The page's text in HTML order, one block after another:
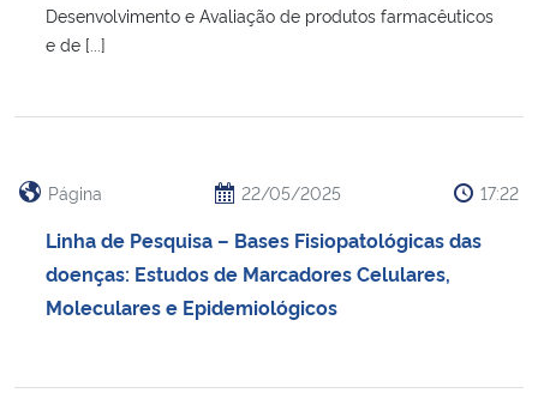
Secretaria de Governo
Banco Central do Brasil
Planalto
Desenvolvimento e Avaliação de produtos farmacêuticos
e de [...]
Página 22/05/2025 17:22
Linha de Pesquisa – Bases Fisiopatológicas das
doenças: Estudos de Marcadores Celulares,
Moleculares e Epidemiológicos